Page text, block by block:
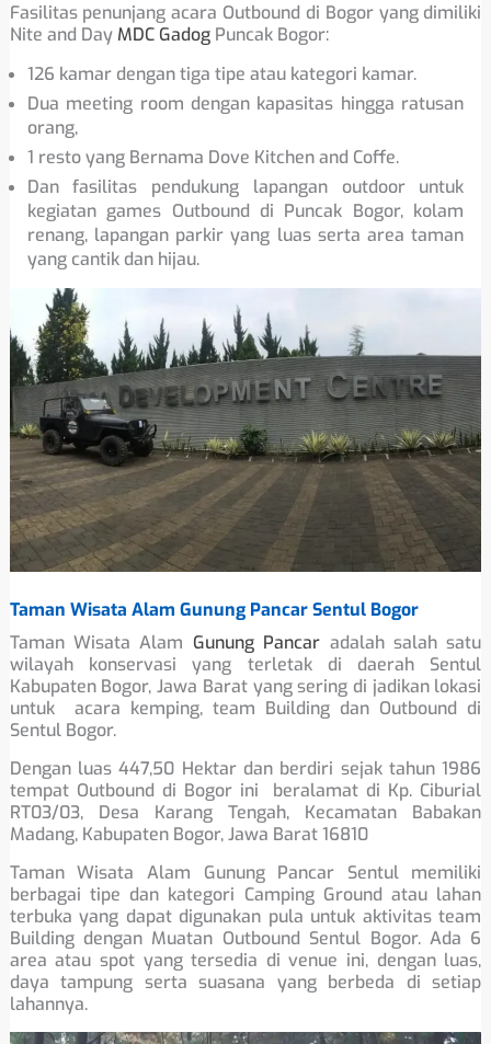
Fasilitas penunjang acara Outbound di Bogor yang dimiliki
Nite and Day MDC GadogPuncak Bogor:
126 kamar dengan tiga tipe atau kategori kamar.
Dua meeting room dengan kapasitas hingga ratusan
orang,
1 resto yang Bernama Dove Kitchen and Coffe.
Dan fasilitas pendukung lapangan outdoor untuk
kegiatan games Outbound di Puncak Bogor, kolam
renang, lapangan parkir yang luas serta area taman
yang cantik dan hijau.
Taman Wisata Alam Gunung Pancar Sentul Bogor
Taman Wisata Alam Gunung Pancar adalah salah satu
wilayah konservasi yang terletak di daerah Sentul
Kabupaten Bogor, Jawa Barat yang sering di jadikan lokasi
untuk acara kemping, team Building dan Outbound di
Sentul Bogor.
Dengan luas 447,50 Hektar dan berdiri sejak tahun 1986
tempat Outbound di Bogor ini beralamat di Kp. Ciburial
RT03/03, Desa Karang Tengah, Kecamatan Babakan
Madang, Kabupaten Bogor, Jawa Barat 16810
Taman Wisata Alam Gunung Pancar Sentul memiliki
berbagai tipe dan kategori Camping Ground atau lahan
terbuka yang dapat digunakan pula untuk aktivitas team
Building dengan Muatan Outbound Sentul Bogor. Ada 6
area atau spot yang tersedia di venue ini, dengan luas,
daya tampung serta suasana yang berbeda di setiap
lahannya.